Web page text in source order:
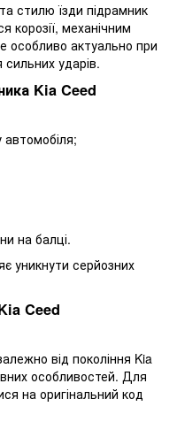
стилю їзди підрамник
корозії, механічним
актуально при
сильних ударів.
Kia Ceed
на балці.
уникнути серйозних
Ceed
від покоління Kia
особливостей. Для
на оригінальний код